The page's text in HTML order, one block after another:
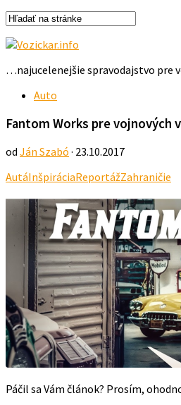
…najucelenejšie spravodajstvo pre
Auto
Fantom Works pre vojnových
od Ján Szabó · 23.10.2017
AutáInšpiráciaReportážZahraničie
Páčil sa Vám článok? Prosím,